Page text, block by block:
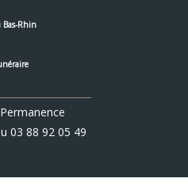
Bas-Rhin
03 88 92 05 49